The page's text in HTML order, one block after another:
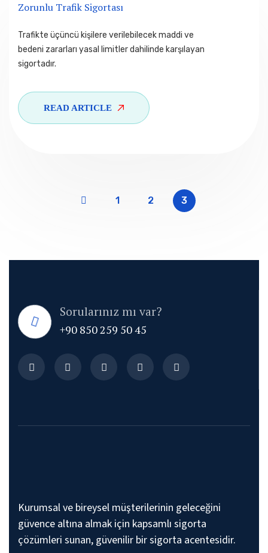
Zorunlu Trafik Sigortası
Trafikte üçüncü kişilere verilebilecek maddi ve
bedeni zararları yasal limitler dahilinde karşılayan
sigortadır.
READ ARTICLE
1 2 3
Sorularınız mı var?
+90 850 259 50 45
Kurumsal ve bireysel müşterilerinin geleceğini
güvence altına almak için kapsamlı sigorta
çözümleri sunan, güvenilir bir sigorta acentesidir.